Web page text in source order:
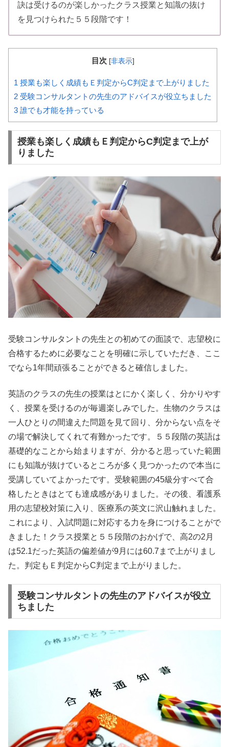
訣は受けるのが楽しかったクラス授業と知識の抜け
を見つけられた５５段階です！
目次 [非表示]
1 授業も楽しく成績もＥ判定からC判定まで上がりました
2 受験コンサルタントの先生のアドバイスが役立ちました
3 誰でも才能を持っている
授業も楽しく成績もＥ判定からC判定まで上が
りました
受験コンサルタントの先生との初めての面談で、志望校に
合格するために必要なことを明確に示していただき、ここ
でなら1年間頑張ることができると確信しました。
英語のクラスの先生の授業はとにかく楽しく、分かりやす
く、授業を受けるのが毎週楽しみでした。生物のクラスは
一人ひとりの間違えた問題を見て回り、分からない点をそ
の場で解決してくれて有難かったです。５５段階の英語は
基礎的なことから始まりますが、分かると思っていた範囲
にも知識が抜けているところが多く見つかったので本当に
受講していてよかったです。受験範囲の45級分すべて合
格したときはとても達成感がありました。その後、看護系
用の志望校対策に入り、医療系の英文に沢山触れました。
これにより、入試問題に対応する力を身につけることがで
きました！クラス授業と５５段階のおかげで、高2の2月
は52.1だった英語の偏差値が9月には60.7まで上がりまし
た。判定もＥ判定からC判定まで上がりました。
受験コンサルタントの先生のアドバイスが役立
ちました